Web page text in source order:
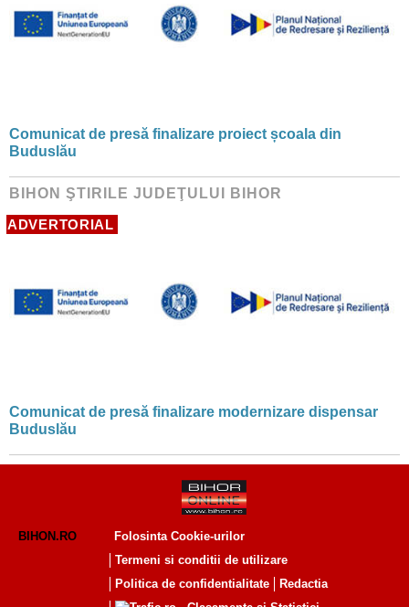
Comunicat de presă finalizare proiect școala din
Buduslău
BIHON ŞTIRILE JUDEŢULUI BIHOR
ADVERTORIAL
Comunicat de presă finalizare modernizare dispensar
Buduslău
BIHON.RO
Folosinta Cookie-urilor
Termeni si conditii de utilizare
Politica de confidentialitate
Redactia